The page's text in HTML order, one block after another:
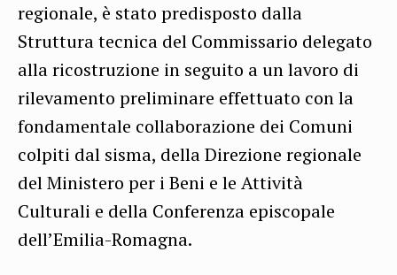
regionale, è stato predisposto dalla
Struttura tecnica del Commissario delegato
alla ricostruzione in seguito a un lavoro di
rilevamento preliminare effettuato con la
fondamentale collaborazione dei Comuni
colpiti dal sisma, della Direzione regionale
del Ministero per i Beni e le Attività
Culturali e della Conferenza episcopale
dell’Emilia-Romagna.